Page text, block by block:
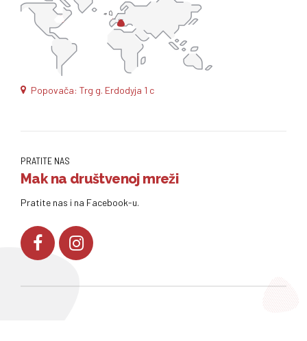
Popovača: Trg g. Erdodyja 1 c
PRATITE NAS
Mak na društvenoj mreži
Pratite nas i na Facebook-u.